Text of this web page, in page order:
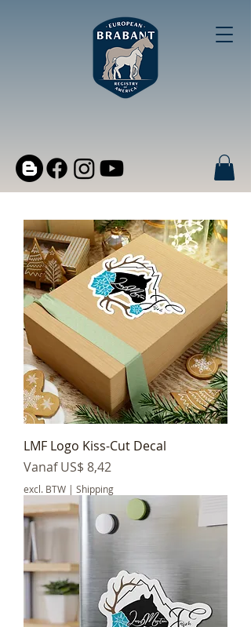
LMF Logo Kiss-Cut Decal
VanafUS$ 8,42
Verkoopprijs
excl. BTW | Shipping